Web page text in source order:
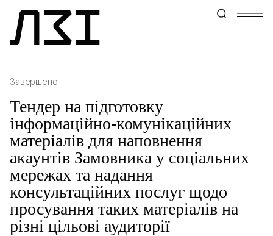
Завершено
Тендер на підготовку
інформаційно-комунікаційних
матеріалів для наповнення
акаунтів Замовника у соціальних
мережах та надання
консультаційних послуг щодо
просування таких матеріалів на
різні цільові аудиторії